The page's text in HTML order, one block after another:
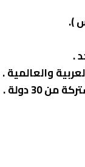
).
.
والعالمية .
30 دولة .